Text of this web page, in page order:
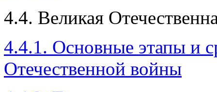
4.4. Великая
4.4.1. Основные этапы и
Отечественной войны